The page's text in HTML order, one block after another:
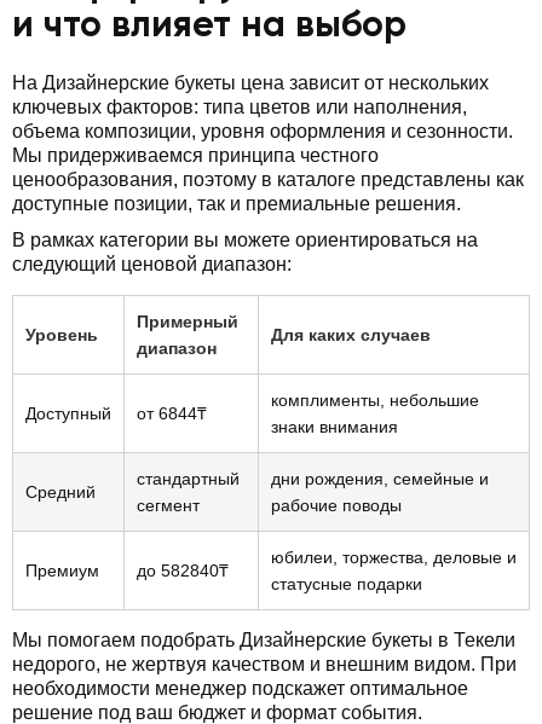
и что влияет на выбор
На Дизайнерские букеты цена зависит от нескольких
ключевых факторов: типа цветов или наполнения,
объема композиции, уровня оформления и сезонности.
Мы придерживаемся принципа честного
ценообразования, поэтому в каталоге представлены как
доступные позиции, так и премиальные решения.
В рамках категории вы можете ориентироваться на
следующий ценовой диапазон:
Уровень
Примерный
диапазон
Для каких случаев
Доступный от 6844₸
комплименты, небольшие
знаки внимания
Средний
стандартный
сегмент
дни рождения, семейные и
рабочие поводы
Премиум до 582840₸
юбилеи, торжества, деловые и
статусные подарки
Мы помогаем подобрать Дизайнерские букеты в Текели
недорого, не жертвуя качеством и внешним видом. При
необходимости менеджер подскажет оптимальное
решение под ваш бюджет и формат события.